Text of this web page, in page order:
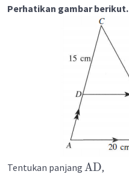
Perhatikan gambar berikut.
Tentukan panjang AD,